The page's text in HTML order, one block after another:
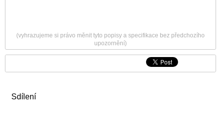
Sdílení
(vyhrazujeme si právo měnit tyto popisy a specifikace bez předchozího
upozornění)